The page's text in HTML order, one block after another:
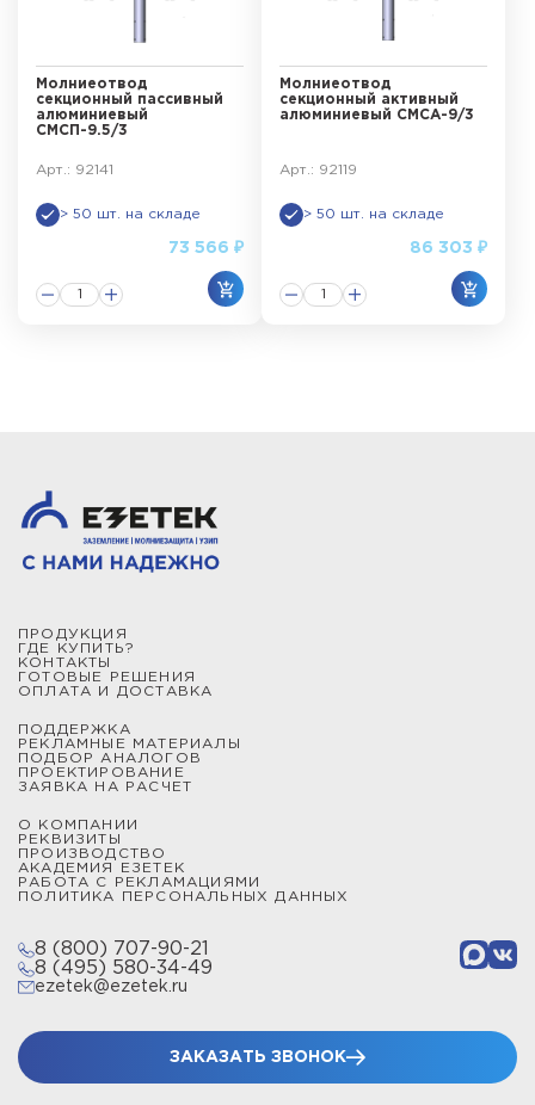
Молниеотвод
секционный пассивный
алюминиевый
СМСП-9.5/3
Арт.: 92141
> 50 шт. на складе
73 566 ₽
Молниеотвод
секционный активный
алюминиевый СМСА-9/3
Арт.: 92119
> 50 шт. на складе
86 303 ₽
ПРОДУКЦИЯ
ГДЕ КУПИТЬ?
КОНТАКТЫ
ГОТОВЫЕ РЕШЕНИЯ
ОПЛАТА И ДОСТАВКА
ПОДДЕРЖКА
РЕКЛАМНЫЕ МАТЕРИАЛЫ
ПОДБОР АНАЛОГОВ
ПРОЕКТИРОВАНИЕ
ЗАЯВКА НА РАСЧЕТ
О КОМПАНИИ
РЕКВИЗИТЫ
ПРОИЗВОДСТВО
АКАДЕМИЯ ЕЗЕТЕК
РАБОТА С РЕКЛАМАЦИЯМИ
ПОЛИТИКА ПЕРСОНАЛЬНЫХ ДАННЫХ
8 (800) 707-90-21
8 (495) 580-34-49
ezetek@ezetek.ru
ЗАКАЗАТЬ ЗВОНОК